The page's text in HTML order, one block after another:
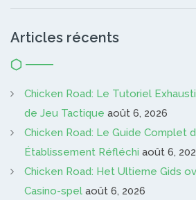
Articles récents
Chicken Road: Le Tutoriel
de Jeu Tactique août 6, 2026
Chicken Road: Le Guide Complet
Établissement Réfléchi août 6,
Chicken Road: Het Ultieme Gids
Casino-spel août 6, 2026